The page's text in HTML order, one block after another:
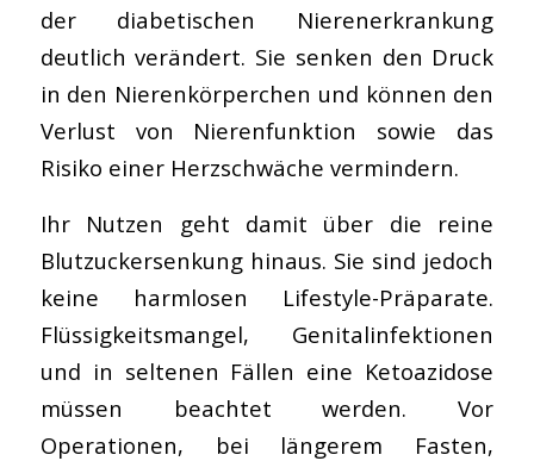
der diabetischen Nierenerkrankung
deutlich verändert. Sie senken den Druck
in den Nierenkörperchen und können den
Verlust von Nierenfunktion sowie das
Risiko einer Herzschwäche vermindern.
Ihr Nutzen geht damit über die reine
Blutzuckersenkung hinaus. Sie sind jedoch
keine harmlosen Lifestyle-Präparate.
Flüssigkeitsmangel, Genitalinfektionen
und in seltenen Fällen eine Ketoazidose
müssen beachtet werden. Vor
Operationen, bei längerem Fasten,